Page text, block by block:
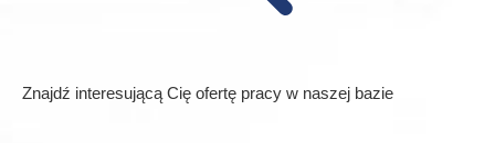
Znajdź interesującą Cię ofertę pracy w naszej bazie